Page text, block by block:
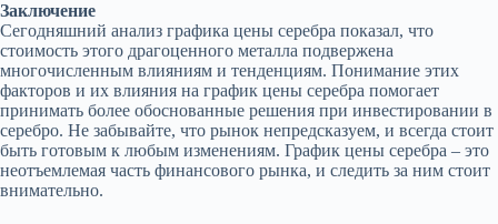
Заключение
Сегодняшний анализ графика цены серебра показал, что
стоимость этого драгоценного металла подвержена
многочисленным влияниям и тенденциям. Понимание этих
факторов и их влияния на график цены серебра помогает
принимать более обоснованные решения при инвестировании в
серебро. Не забывайте, что рынок непредсказуем, и всегда стоит
быть готовым к любым изменениям. График цены серебра – это
неотъемлемая часть финансового рынка, и следить за ним стоит
внимательно.